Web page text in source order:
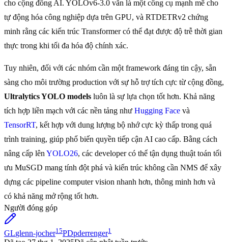
cho cộng đồng AI. YOLOv6-3.0 vẫn là một công cụ mạnh mẽ cho
tự động hóa công nghiệp dựa trên GPU, và RTDETRv2 chứng
minh rằng các kiến trúc Transformer có thể đạt được độ trễ thời gian
thực trong khi tối đa hóa độ chính xác.
Tuy nhiên, đối với các nhóm cần một framework đáng tin cậy, sẵn
sàng cho môi trường production với sự hỗ trợ tích cực từ cộng đồng,
Ultralytics YOLO models luôn là sự lựa chọn tốt hơn. Khả năng
tích hợp liền mạch với các nền tảng như Hugging Face và
TensorRT, kết hợp với dung lượng bộ nhớ cực kỳ thấp trong quá
trình training, giúp phổ biến quyền tiếp cận AI cao cấp. Bằng cách
nâng cấp lên YOLO26, các developer có thể tận dụng thuật toán tối
ưu MuSGD mang tính đột phá và kiến trúc không cần NMS để xây
dựng các pipeline computer vision nhanh hơn, thông minh hơn và
có khả năng mở rộng tốt hơn.
Người đóng góp
GLglenn-jocher15PDpderrenger1